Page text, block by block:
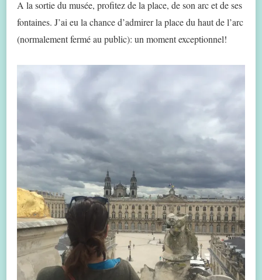
A la sortie du musée, profitez de la place, de son arc et de ses
fontaines. J’ai eu la chance d’admirer la place du haut de l’arc
(normalement fermé au public): un moment exceptionnel!